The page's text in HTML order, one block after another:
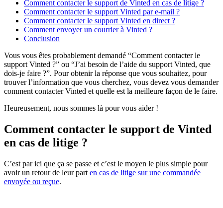
Comment contacter le support de Vinted en cas de litige ?
Comment contacter le support Vinted par e-mail ?
Comment contacter le support Vinted en direct ?
Comment envoyer un courrier à Vinted ?
Conclusion
Vous vous êtes probablement demandé “Comment contacter le
support Vinted ?” ou “J’ai besoin de l’aide du support Vinted, que
dois-je faire ?”. Pour obtenir la réponse que vous souhaitez, pour
trouver l’information que vous cherchez, vous devez vous demander
comment contacter Vinted et quelle est la meilleure façon de le faire.
Heureusement, nous sommes là pour vous aider !
Comment contacter le support de Vinted
en cas de litige ?
C’est par ici que ça se passe et c’est le moyen le plus simple pour
avoir un retour de leur part en cas de litige sur une commandée
envoyée ou reçue.